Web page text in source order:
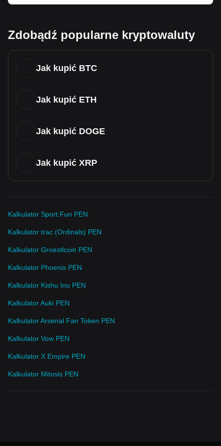
Zdobądź popularne kryptowaluty
Jak kupić BTC
Jak kupić ETH
Jak kupić DOGE
Jak kupić XRP
Kalkulator Sport.Fun PEN
Kalkulator trac (Ordinals) PEN
Kalkulator Groestlcoin PEN
Kalkulator Phoenix PEN
Kalkulator Kishu Inu PEN
Kalkulator Auki PEN
Kalkulator Arsenal Fan Token PEN
Kalkulator Vow PEN
Kalkulator X Empire PEN
Kalkulator Mitosis PEN